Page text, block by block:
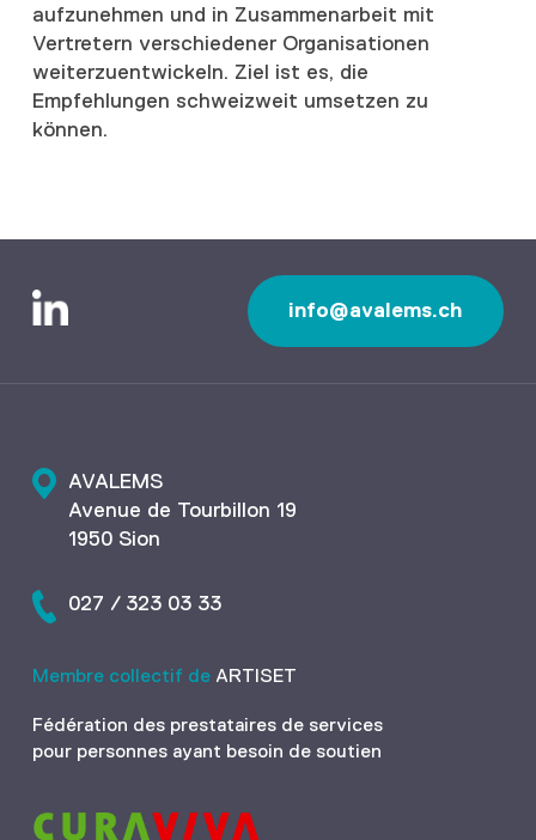
aufzunehmen und in Zusammenarbeit mit
Vertretern verschiedener Organisationen
weiterzuentwickeln. Ziel ist es, die
Empfehlungen schweizweit umsetzen zu
können.
info@avalems.ch
AVALEMS
Avenue de Tourbillon 19
1950 Sion
027 / 323 03 33
Membre collectif deARTISET
Fédération des prestataires de services
pour personnes ayant besoin de soutien